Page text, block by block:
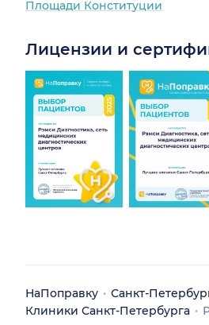
Площади Конституции
Лицензии и
НаПоправку
Санкт-
Клиники Санкт-Петербурга